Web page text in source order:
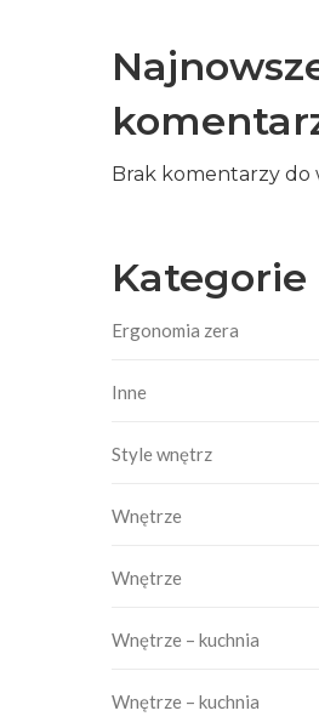
Brak komentarzy do
Kategorie
Ergonomia zera
Inne
Style wnętrz
Wnętrze
Wnętrze
Wnętrze – kuchnia
Wnętrze – kuchnia